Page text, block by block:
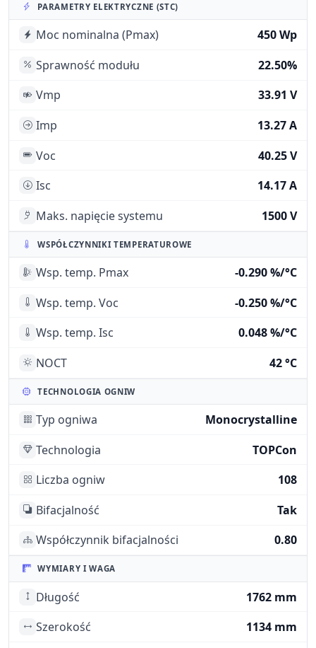
PARAMETRY ELEKTRYCZNE (STC)
Moc nominalna (Pmax)
450 Wp
Sprawność modułu
22.50%
Vmp
33.91 V
Imp
13.27 A
Voc
40.25 V
Isc
14.17 A
Maks. napięcie systemu
1500 V
WSPÓŁCZYNNIKI TEMPERATUROWE
Wsp. temp. Pmax
-0.290 %/°C
Wsp. temp. Voc
-0.250 %/°C
Wsp. temp. Isc
0.048 %/°C
NOCT
42 °C
TECHNOLOGIA OGNIW
Typ ogniwa
Monocrystalline
Technologia
TOPCon
Liczba ogniw
108
Bifacjalność
Tak
Współczynnik bifacjalności
0.80
WYMIARY I WAGA
Długość
1762 mm
Szerokość
1134 mm